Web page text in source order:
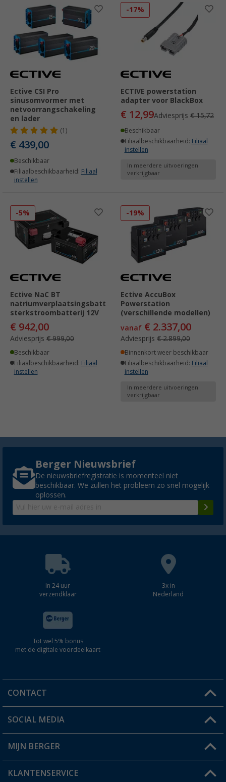
Ective CSI Pro
sinusomvormer met
netvoorrangschakeling
en lader
(1)
€ 439,00
Beschikbaar
Filiaalbeschikbaarheid: Filiaal
instellen
-17%
ECTIVE powerstation
adapter voor BlackBox
€ 12,99Adviesprijs € 15,72
Beschikbaar
Filiaalbeschikbaarheid: Filiaal
instellen
In meerdere uitvoeringen
verkrijgbaar
-5%
Ective NaC BT
natriumverplaatsingsbatterij
sterkstroombatterij 12V
€ 942,00
Adviesprijs € 999,00
Beschikbaar
Filiaalbeschikbaarheid: Filiaal
instellen
-19%
Ective AccuBox
Powerstation
(verschillende modellen)
vanaf € 2.337,00
Adviesprijs € 2.899,00
Binnenkort weer beschikbaar
Filiaalbeschikbaarheid: Filiaal
instellen
In meerdere uitvoeringen
verkrijgbaar
Berger Nieuwsbrief
De nieuwsbriefregistratie is momenteel niet
beschikbaar. We zullen het probleem zo snel mogelijk
oplossen.
In 24 uur
verzendklaar
3x in
Nederland
Tot wel 5% bonus
met de digitale voordeelkaart
CONTACT
Een vraag?
Winkel vinden
SOCIAL MEDIA
MIJN BERGER
Mijn account
KLANTENSERVICE